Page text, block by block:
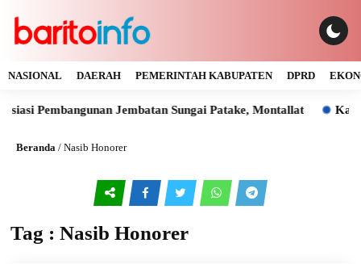
NASIONAL DAERAH PEMERINTAH KABUPATEN DPRD
Pembangunan Jembatan Sungai Patake, Montallat Kaya
Beranda / Nasib Honorer
Tag : Nasib Honorer